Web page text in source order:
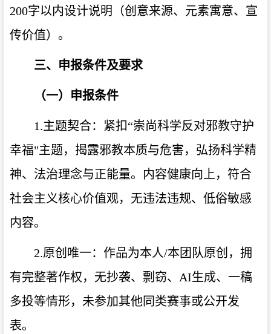
200字以内设计说明（创意来源、元素寓意、宣
传价值）。
三、申报条件及要求
（一）申报条件
1.主题契合：紧扣“崇尚科学反对邪教守护
幸福"主题，揭露邪教本质与危害，弘扬科学精
神、法治理念与正能量。内容健康向上，符合
社会主义核心价值观，无违法违规、低俗敏感
内容。
2.原创唯一：作品为本人/本团队原创，拥
有完整著作权，无抄袭、剽窃、 AI生成、一稿
多投等情形，未参加其他同类赛事或公开发
表。